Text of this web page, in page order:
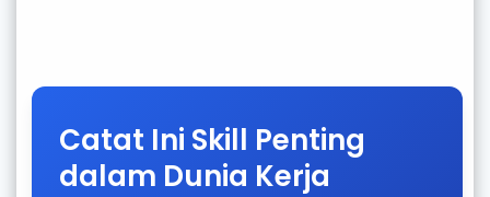
Catat Ini Skill Penting
dalam Dunia Kerja